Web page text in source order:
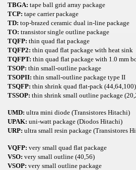
TBGA: tape ball grid array package
TCP: tape carrier package
TD: top-brazed ceramic dual in-line package
TO: transistor single outline package
TQFP: thin quad flat package
TQFP2: thin quad flat package with heat sink
TQFPT: thin quad flat package with 1.0 mm
TSOP: thin small-outline package
TSOPII: thin small-outline package type II
TSQFP: thin shrink quad flat-pack (44,64,100)
TSSOP: thin shrink small outline package
UMD: ultra mini diode (Transistores Hitachi)
UPAK: uni-watt package (Diodos Hitachi)
URP: ultra small resin package (Transistores
VQFP: very small quad flat package
VSO: very small outline (40,56)
VSOP: very small outline package